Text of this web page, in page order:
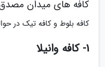
کافه های میدان مصدق
کافه بلوط و کافه تیک در
1- کافه وانیلا